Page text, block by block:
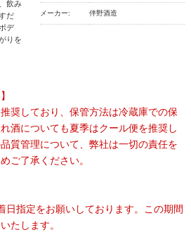
飲み
だ
デ
りを
メーカー: 伴野酒造
奨しており、保管方法は冷蔵庫での保
酒についても夏季はクール便を推奨し
質管理について、弊社は一切の責任を
ご了承ください。
日指定をお願いしております。この期間
たします。